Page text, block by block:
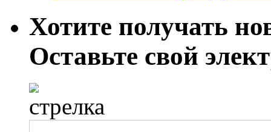
Хотите получать
Оставьте свой